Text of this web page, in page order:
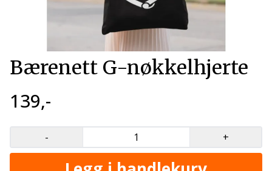
Bærenett G-nøkkelhjerte
139,-
- +